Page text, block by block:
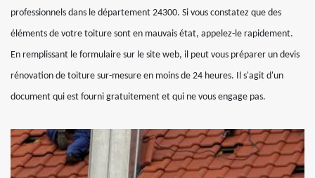
professionnels dans le département 24300. Si vous constatez que des
éléments de votre toiture sont en mauvais état, appelez-le rapidement.
En remplissant le formulaire sur le site web, il peut vous préparer un devis
rénovation de toiture sur-mesure en moins de 24 heures. Il s'agit d'un
document qui est fourni gratuitement et qui ne vous engage pas.